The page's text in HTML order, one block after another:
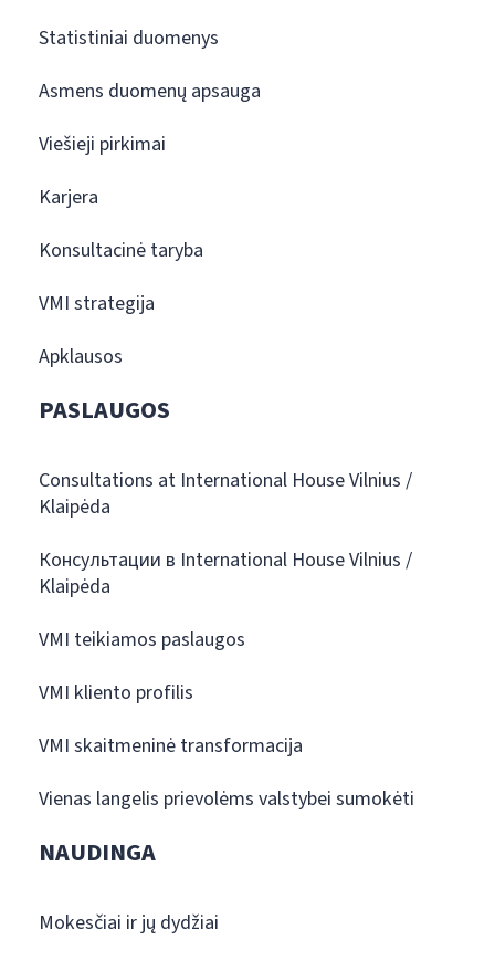
Statistiniai duomenys
Asmens duomenų apsauga
Viešieji pirkimai
Karjera
Konsultacinė taryba
VMI strategija
Apklausos
PASLAUGOS
Consultations at International House Vilnius /
Klaipėda
Консультации в International House Vilnius /
Klaipėda
VMI teikiamos paslaugos
VMI kliento profilis
VMI skaitmeninė transformacija
Vienas langelis prievolėms valstybei sumokėti
NAUDINGA
Mokesčiai ir jų dydžiai